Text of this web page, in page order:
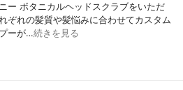
ー ボタニカルヘッドスクラブをいただ
ぞれの髪質や髪悩みに合わせてカスタム
ーが…続きを見る